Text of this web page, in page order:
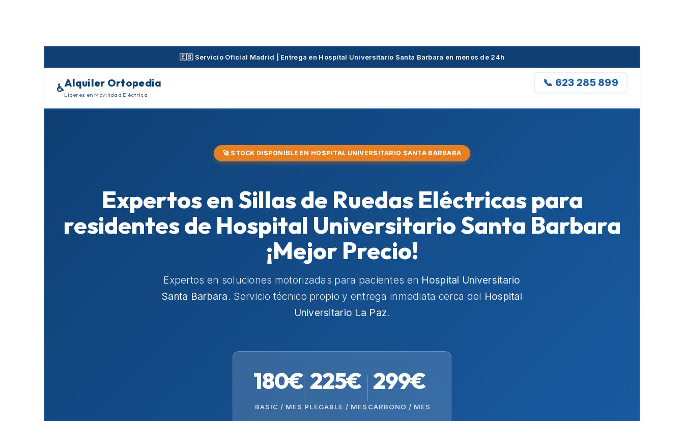
🇪🇸 Servicio Oficial Madrid | Entrega en Hospital Universitario Santa Barbara en menos de 24h
♿Alquiler Ortopedia
Líderes en Movilidad Eléctrica
📞 623 285 899
🚀 STOCK DISPONIBLE EN HOSPITAL UNIVERSITARIO SANTA BARBARA
Expertos en Sillas de Ruedas Eléctricas para
residentes de Hospital Universitario Santa Barbara
¡Mejor Precio!
Expertos en soluciones motorizadas para pacientes en Hospital Universitario
Santa Barbara. Servicio técnico propio y entrega inmediata cerca del Hospital
Universitario La Paz.
180€
BASIC / MES
225€
PLEGABLE / MES
299€
CARBONO / MES